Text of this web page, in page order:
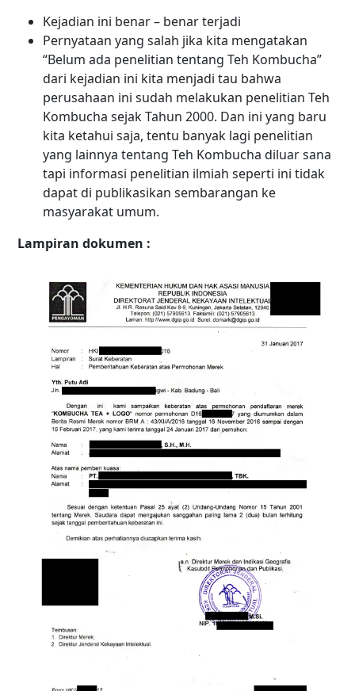
Kejadian ini benar – benar terjadi
Pernyataan yang salah jika kita mengatakan
“Belum ada penelitian tentang Teh Kombucha”
dari kejadian ini kita menjadi tau bahwa
perusahaan ini sudah melakukan penelitian Teh
Kombucha sejak Tahun 2000. Dan ini yang baru
kita ketahui saja, tentu banyak lagi penelitian
yang lainnya tentang Teh Kombucha diluar sana
tapi informasi penelitian ilmiah seperti ini tidak
dapat di publikasikan sembarangan ke
masyarakat umum.
Lampiran dokumen :